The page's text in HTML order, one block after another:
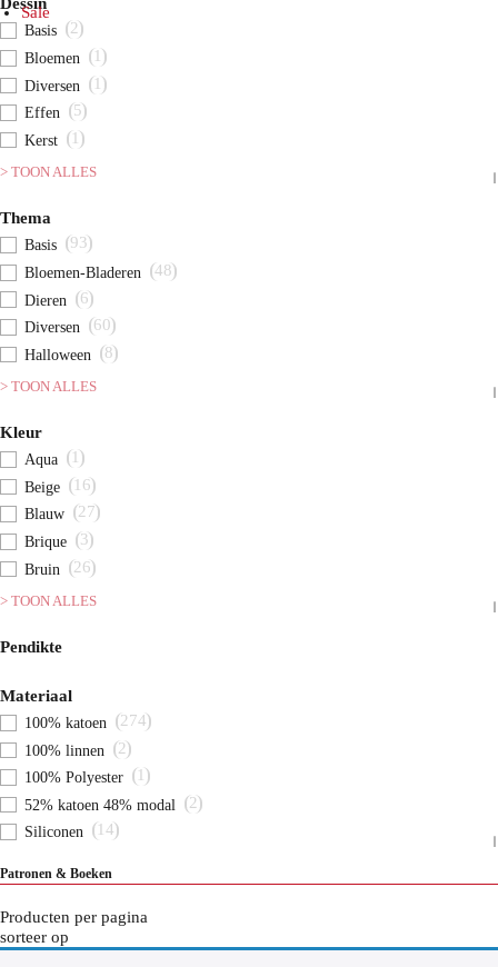
Sale
Dessin
Basis 2
Bloemen 1
Diversen 1
Effen 5
Kerst 1
> TOON ALLES
Thema
Basis 93
Bloemen-Bladeren 48
Dieren 6
Diversen 60
Halloween 8
> TOON ALLES
Kleur
Aqua 1
Beige 16
Blauw 27
Brique 3
Bruin 26
> TOON ALLES
Pendikte
Materiaal
100% katoen 274
100% linnen 2
100% Polyester 1
52% katoen 48% modal 2
Siliconen 14
Patronen & Boeken
Producten per pagina
sorteer op